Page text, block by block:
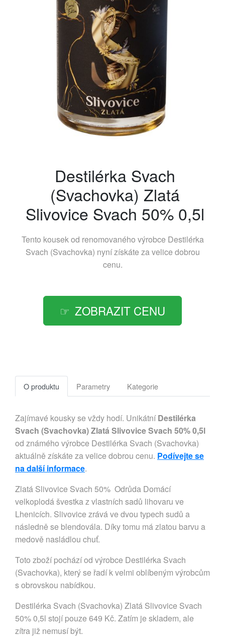
Destilérka Svach
(Svachovka) Zlatá
Slivovice Svach 50% 0,5l
Tento kousek od renomovaného výrobce Destilérka
Svach (Svachovka) nyní získáte za velice dobrou
cenu.
ZOBRAZIT CENU
O produktu Parametry Kategorie
Zajímavé kousky se vždy hodí. UnikátníDestilérka
Svach (Svachovka) Zlatá Slivovice Svach 50% 0,5l
od známého výrobce Destilérka Svach (Svachovka)
aktuálně získáte za velice dobrou cenu. Podívejte se
na další informace.
Zlatá Slivovice Svach 50% Odrůda Domácí
velkoplodá švestka z vlastních sadů lihovaru ve
Lhenicích. Slivovice zrává ve dvou typech sudů a
následně se blendovála. Díky tomu má zlatou barvu a
medově nasládlou chuť.
Toto zboží pochází od výrobce Destilérka Svach
(Svachovka), který se řadí k velmi oblíbeným výrobcům
s obrovskou nabídkou.
Destilérka Svach (Svachovka) Zlatá Slivovice Svach
50% 0,5l stojí pouze 649 Kč. Zatím je skladem, ale
zítra již nemusí být.